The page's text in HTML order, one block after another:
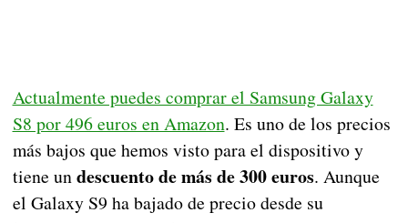
Actualmente puedes comprar el Samsung Galaxy
S8 por 496 euros en Amazon. Es uno de los precios
más bajos que hemos visto para el dispositivo y
tiene undescuento de más de 300 euros. Aunque
el Galaxy S9 ha bajado de precio desde su